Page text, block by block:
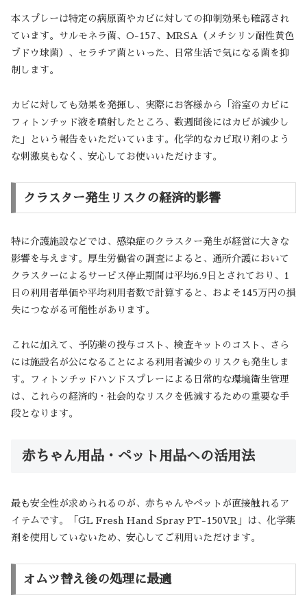
本スプレーは特定の病原菌やカビに対しての抑制効果も確認され
ています。サルモネラ菌、O-157、MRSA（メチシリン耐性黄色
ブドウ球菌）、セラチア菌といった、日常生活で気になる菌を抑
制します。
カビに対しても効果を発揮し、実際にお客様から「浴室のカビに
フィトンチッド液を噴射したところ、数週間後にはカビが減少し
た」という報告をいただいています。化学的なカビ取り剤のよう
な刺激臭もなく、安心してお使いいただけます。
クラスター発生リスクの経済的影響
特に介護施設などでは、感染症のクラスター発生が経営に大きな
影響を与えます。厚生労働省の調査によると、通所介護において
クラスターによるサービス停止期間は平均6.9日とされており、1
日の利用者単価や平均利用者数で計算すると、およそ145万円の損
失につながる可能性があります。
これに加えて、予防薬の投与コスト、検査キットのコスト、さら
には施設名が公になることによる利用者減少のリスクも発生しま
す。フィトンチッドハンドスプレーによる日常的な環境衛生管理
は、これらの経済的・社会的なリスクを低減するための重要な手
段となります。
赤ちゃん用品・ペット用品への活用法
最も安全性が求められるのが、赤ちゃんやペットが直接触れるア
イテムです。「GL Fresh Hand Spray PT-150VR」は、化学薬
剤を使用していないため、安心してご利用いただけます。
オムツ替え後の処理に最適